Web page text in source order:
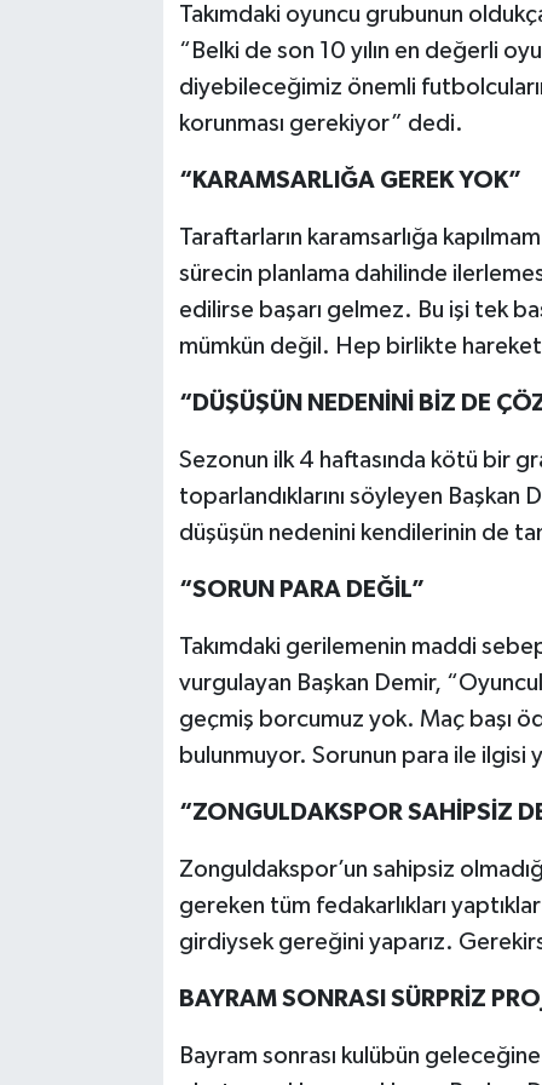
Takımdaki oyuncu grubunun
“Belki de son 10 yılın en değerli
diyebileceğimiz önemli
korunması gerekiyor” dedi.
“KARAMSARLIĞA GEREK YOK”
Taraftarların karamsarlığa
sürecin planlama dahilinde
edilirse başarı gelmez. Bu işi tek
mümkün değil. Hep birlikte
“DÜŞÜŞÜN NEDENİNİ BİZ DE
Sezonun ilk 4 haftasında kötü bir
toparlandıklarını söyleyen Başkan
düşüşün nedenini kendilerinin de
“SORUN PARA DEĞİL”
Takımdaki gerilemenin maddi
vurgulayan Başkan Demir,
geçmiş borcumuz yok. Maç başı
bulunmuyor. Sorunun para ile ilgisi
“ZONGULDAKSPOR SAHİPSİZ
Zonguldakspor’un sahipsiz
gereken tüm fedakarlıkları
girdiysek gereğini yaparız.
BAYRAM SONRASI SÜRPRİZ
Bayram sonrası kulübün